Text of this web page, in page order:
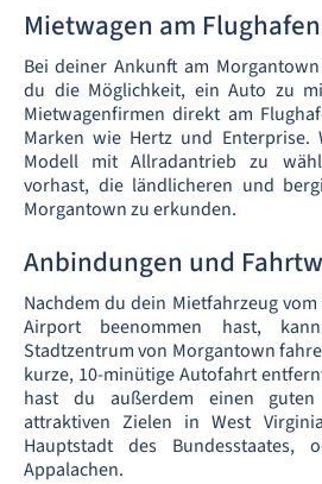
Mietwagen am Flughafen
Bei deiner Ankunft am
du die Möglichkeit, ein Auto zu
Mietwagenfirmen direkt am
Marken wie Hertz und Enterprise.
Modell mit Allradantrieb zu
vorhast, die ländlicheren und
Morgantown zu erkunden.
Anbindungen und
Nachdem du dein Mietfahrzeug
Airport beenommen hast,
Stadtzentrum von Morgantown
kurze, 10-minütige Autofahrt
hast du außerdem einen
attraktiven Zielen in West
Hauptstadt des Bundesstaates,
Appalachen.